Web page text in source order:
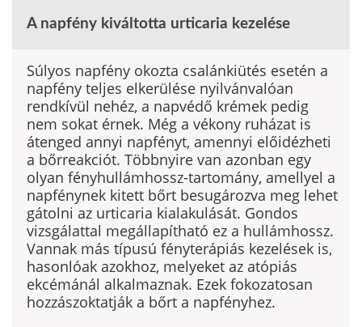
A napfény kiváltotta urticaria kezelése
Súlyos napfény okozta csalánkiütés esetén a
napfény teljes elkerülése nyilvánvalóan
rendkí­vül nehéz, a napvédő krémek pedig
nem sokat érnek. Még a vékony ruházat is
átenged annyi napfényt, amennyi előidézheti
a bőrreakciót. Többnyire van azonban egy
olyan fény­hullámhossz-tartomány, amellyel a
napfénynek kitett bőrt besugározva meg lehet
gátolni az urticaria kialakulását. Gondos
vizsgálattal megállapítható ez a hullámhossz.
Vannak más típusú fényterápiás kezelések is,
hasonlóak azokhoz, melyeket az atópiás
ekcémánál alkal­maznak. Ezek fokozatosan
hozzászoktatják a bőrt a napfényhez.